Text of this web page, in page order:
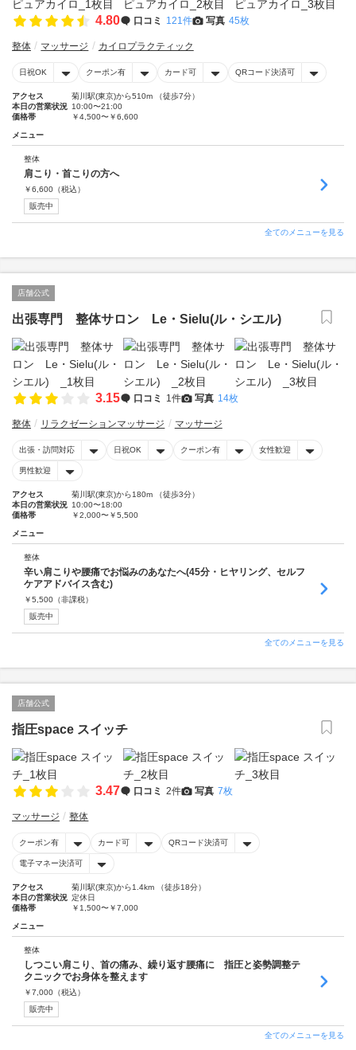
4.80 口コミ 121件 写真 45枚
整体 マッサージ カイロプラクティック
日祝OK クーポン有 カード可 QRコード決済可
アクセス
菊川駅(東京)から510m （徒歩7分）
本日の営業状況 10:00〜21:00
価格帯
￥4,500〜￥6,600
メニュー
整体
肩こり・首こりの方へ
￥6,600 （税込）
販売中
全てのメニューを見る
店舗公式
出張専門 整体サロン Le・Sielu(ル・シエル)
3.15 口コミ 1件 写真 14枚
整体 リラクゼーションマッサージ マッサージ
出張・訪問対応 日祝OK クーポン有 女性歓迎
男性歓迎
アクセス
菊川駅(東京)から180m （徒歩3分）
本日の営業状況 10:00〜18:00
価格帯
￥2,000〜￥5,500
メニュー
整体
辛い肩こりや腰痛でお悩みのあなたへ(45分・ヒヤリング、セルフ
ケアアドバイス含む)
￥5,500 （非課税）
販売中
全てのメニューを見る
店舗公式
指圧space スイッチ
3.47 口コミ 2件 写真 7枚
マッサージ 整体
クーポン有 カード可 QRコード決済可
電子マネー決済可
アクセス
菊川駅(東京)から1.4km （徒歩18分）
本日の営業状況 定休日
価格帯
￥1,500〜￥7,000
メニュー
整体
しつこい肩こり、首の痛み、繰り返す腰痛に 指圧と姿勢調整テ
クニックでお身体を整えます
￥7,000 （税込）
販売中
全てのメニューを見る